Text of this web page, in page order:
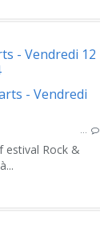
- Vendredi 12
…
estival Rock &